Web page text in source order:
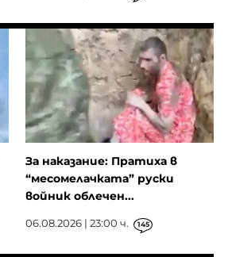
За наказание: Пратиха в
“месомелачката” руски
войник облечен...
06.08.2026 | 23:00 ч. 145